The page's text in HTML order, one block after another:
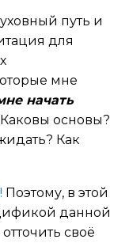
путь и
для
мне
начать
основы?
Как
Поэтому, в этой
данной
своё